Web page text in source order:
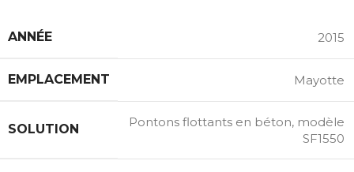
ANNÉE 2015
EMPLACEMENT Mayotte
SOLUTION
Pontons flottants en béton, modèle
SF1550